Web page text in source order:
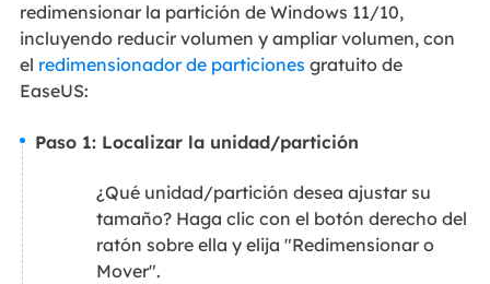
redimensionar la partición de Windows 11/10,
incluyendo reducir volumen y ampliar volumen, con
el redimensionador de particiones gratuito de
EaseUS:
Paso 1: Localizar la unidad/partición
¿Qué unidad/partición desea ajustar su
tamaño? Haga clic con el botón derecho del
ratón sobre ella y elija "Redimensionar o
Mover".